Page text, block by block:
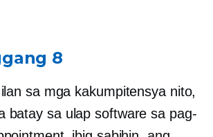
8
sa mga kakumpitensya nito,
batay sa ulap software sa pag-